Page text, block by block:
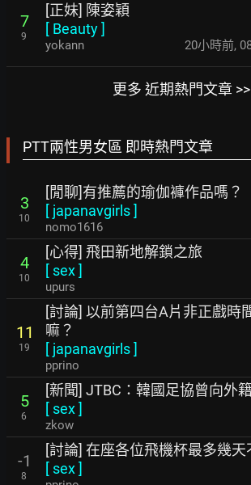
7
9
[正妹] 陳姿穎
[ Beauty]
yokann 20小時前,
更多 近期熱門文章 >>
PTT兩性男女區 即時熱門文章
3
10
[閒聊]有推薦的瑜伽褲作品嗎？
[ japanavgirls]
nomo1616
4
10
[心得] 飛田新地解鎖之旅
[ sex]
upurs
11
19
[討論] 以前第四台A片非正戲時
嘛？
[ japanavgirls]
pprino
5
6
[新聞] JTBC：韓國足協曾向外
[ sex]
zkow
-1
8
[討論] 在座各位飛機杯最多幾天
[ sex]